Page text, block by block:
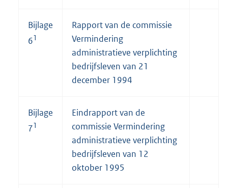
Bijlage
61
Rapport van de commissie
Vermindering
administratieve verplichting
bedrijfsleven van 21
december 1994
Bijlage
71
Eindrapport van de
commissie Vermindering
administratieve verplichting
bedrijfsleven van 12
oktober 1995